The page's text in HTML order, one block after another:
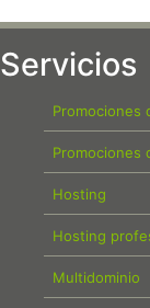
Servicios
Promociones
Promociones
Hosting
Hosting
Multidominio